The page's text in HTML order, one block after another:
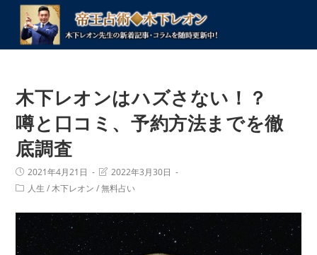
木下レオンはハズさない！？
噂と口コミ、予約方法までを徹
底調査
投
稿
公
日:
2021年4月21日
投
稿
の
終
変
更
日:
2022年3月30日
投
テ
ー:
人生 / 木下レオン / 無料占い